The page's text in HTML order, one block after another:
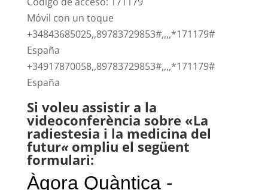
Móvil con un toque
+34843685025,,89783729853#,,,,*171179#
España
+34917870058,,89783729853#,,,,*171179#
España
Si voleu assistir a la
videoconferència sobre «La
radiestesia i la medicina del
futur«ompliu el següent
formulari: